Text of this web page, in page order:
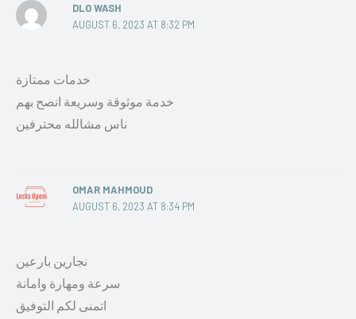
DLO WASH
AUGUST 6, 2023 AT 8:32 PM
خدمات ممتازة
خدمة موثوقة وسريعة انصح بهم
ناس مشالله محترفين
OMAR MAHMOUD
AUGUST 6, 2023 AT 8:34 PM
نجارين بارعين
سرعة ومهارة وامانة
اتمنى لكم التوفيق